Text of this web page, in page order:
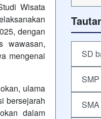
Wisata
dengan
wawasan,
mengenai
ulama
bersejarah
dalam
SD